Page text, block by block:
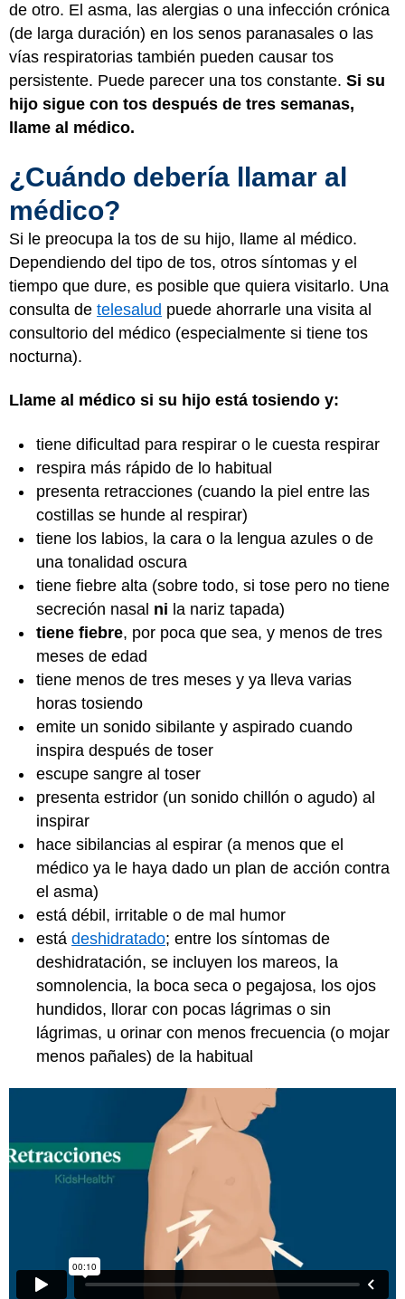
de otro. El asma, las alergias o una infección crónica
(de larga duración) en los senos paranasales o las
vías respiratorias también pueden causar tos
persistente. Puede parecer una tos constante. Si su
hijo sigue con tos después de tres semanas,
llame al médico.
¿Cuándo debería llamar al
médico?
Si le preocupa la tos de su hijo, llame al médico.
Dependiendo del tipo de tos, otros síntomas y el
tiempo que dure, es posible que quiera visitarlo. Una
consulta de telesalud puede ahorrarle una visita al
consultorio del médico (especialmente si tiene tos
nocturna).
Llame al médico si su hijo está tosiendo y:
tiene dificultad para respirar o le cuesta respirar
respira más rápido de lo habitual
presenta retracciones (cuando la piel entre las
costillas se hunde al respirar)
tiene los labios, la cara o la lengua azules o de
una tonalidad oscura
tiene fiebre alta (sobre todo, si tose pero no tiene
secreción nasal ni la nariz tapada)
tiene fiebre, por poca que sea, y menos de tres
meses de edad
tiene menos de tres meses y ya lleva varias
horas tosiendo
emite un sonido sibilante y aspirado cuando
inspira después de toser
escupe sangre al toser
presenta estridor (un sonido chillón o agudo) al
inspirar
hace sibilancias al espirar (a menos que el
médico ya le haya dado un plan de acción contra
el asma)
está débil, irritable o de mal humor
está deshidratado; entre los síntomas de
deshidratación, se incluyen los mareos, la
somnolencia, la boca seca o pegajosa, los ojos
hundidos, llorar con pocas lágrimas o sin
lágrimas, u orinar con menos frecuencia (o mojar
menos pañales) de la habitual